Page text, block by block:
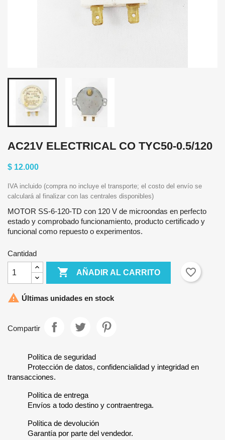
AC21V ELECTRICAL CO TYC50-0.5/120
$ 12.000
IVA incluido (compra no incluye el transporte; el costo del envío se
calculará al finalizar con las centrales disponibles)
MOTOR SS-6-120-TD con 120 V de microondas en perfecto
estado y comprobado funcionamiento, producto certificado y
funcional como repuesto o experimentos.
Cantidad
 AÑADIR AL CARRITO favorite_border
 Últimas unidades en stock
Compartir
Política de seguridad
Protección de datos, confidencialidad y integridad en
transacciones.
Política de entrega
Envíos a todo destino y contraentrega.
Política de devolución
Garantía por parte del vendedor.